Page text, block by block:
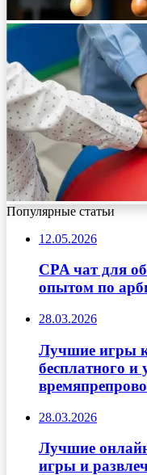
Популярные статьи
12.05.2026
CPA чат для
опытом по
28.03.2026
Лучшие игры
бесплатного и
28.03.2026
Лучшие
игры и